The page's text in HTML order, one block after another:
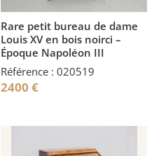
Rare petit bureau de dame
Louis XV en bois noirci –
Époque Napoléon III
Référence : 020519
2400 €